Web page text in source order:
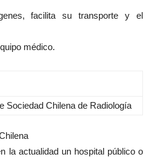
facilita su transporte y el
médico.
Sociedad Chilena de Radiología
la actualidad un hospital público o